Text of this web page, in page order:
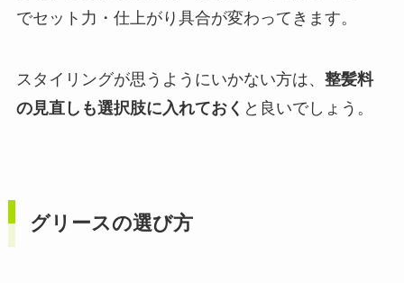
でセット力・仕上がり具合が変わってきます。
スタイリングが思うようにいかない方は、 整髪料
の見直しも選択肢に入れておく と良いでしょう。
グリースの選び方